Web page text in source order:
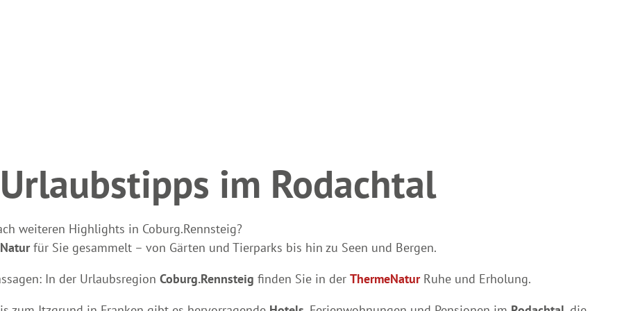
im Rodachtal
weiteren Highlights in Coburg.Rennsteig?
für Sie gesammelt – von Gärten und Tierparks bis hin zu Seen und Bergen.
In der Urlaubsregion Coburg.Rennsteig finden Sie in der ThermeNaturRuhe und Erholung.